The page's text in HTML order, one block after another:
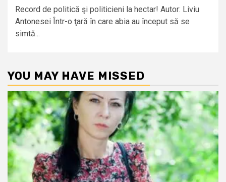
Record de politică şi politicieni la hectar! Autor: Liviu
Antonesei Într-o ţară în care abia au început să se
simtă...
YOU MAY HAVE MISSED